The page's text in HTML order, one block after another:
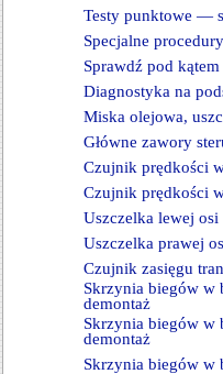
Testy punktowe —
Specjalne
Sprawdź pod
Diagnostyka na
Miska olejowa,
Główne zawory
Czujnik prędkości
Czujnik prędkości
Uszczelka lewej osi
Uszczelka prawej
Czujnik zasięgu
Skrzynia biegów
demontaż
Skrzynia biegów
demontaż
Skrzynia biegów w